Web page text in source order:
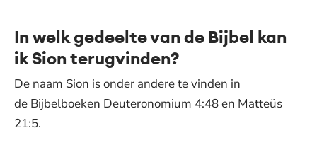
In welk gedeelte van de Bijbel kan
ik Sion terugvinden?
De naam Sion is onder andere te vinden in
de Bijbelboeken Deuteronomium 4:48 en Matteüs
21:5.